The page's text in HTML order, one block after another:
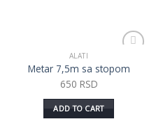
u listu
ALATI
Metar 7,5m sa stopom
650 RSD
ADD TO CART